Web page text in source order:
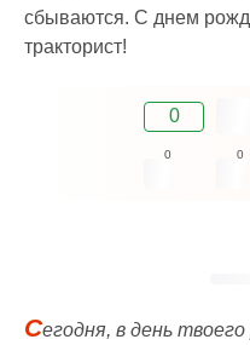
сбываются. С днем
тракторист!
0
0 0
Сегодня, в день